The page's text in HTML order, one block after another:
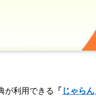
が利用できる 「じゃらん